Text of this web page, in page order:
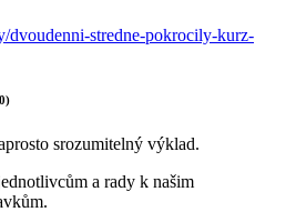
dvoudenni-stredne-pokrocily-kurz-
srozumitelný výklad.
a rady k našim